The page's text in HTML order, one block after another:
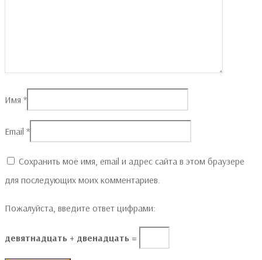
Имя *
Email *
Сохранить моё имя, email и адрес сайта в этом браузере
для последующих моих комментариев.
Пожалуйста, введите ответ цифрами:
девятнадцать + двенадцать =